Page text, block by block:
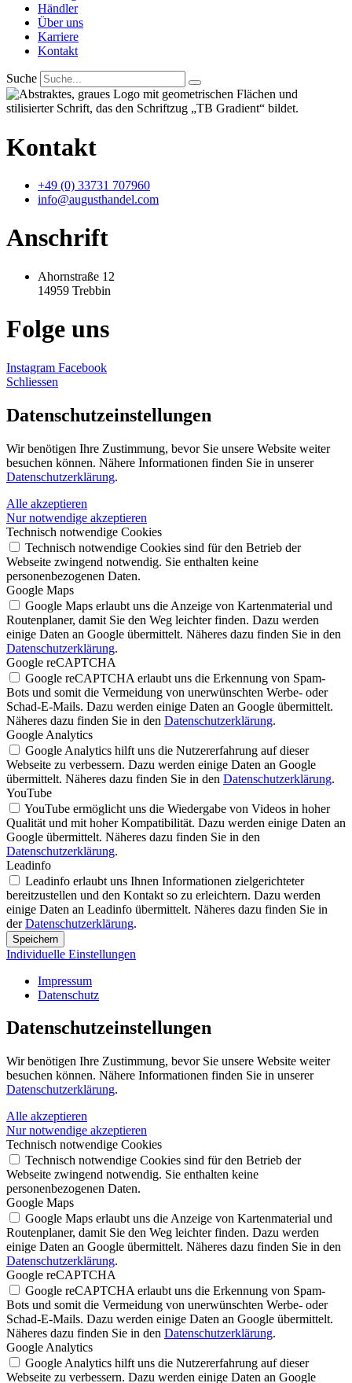
Händler
Über uns
Karriere
Kontakt
Suche
Kontakt
+49 (0) 33731 707960
info@augusthandel.com
Anschrift
Ahornstraße 12
14959 Trebbin
Folge uns
Instagram Facebook
Schliessen
Datenschutz­einstellungen
Wir benötigen Ihre Zustimmung, bevor Sie unsere Website weiter
besuchen können. Nähere Informationen finden Sie in unserer
Datenschutzerklärung.
Alle akzeptieren
Nur notwendige akzeptieren
Technisch notwendige Cookies
Technisch notwendige Cookies sind für den Betrieb der
Webseite zwingend notwendig. Sie enthalten keine
personenbezogenen Daten.
Google Maps
Google Maps erlaubt uns die Anzeige von Kartenmaterial und
Routenplaner, damit Sie den Weg leichter finden. Dazu werden
einige Daten an Google übermittelt. Näheres dazu finden Sie in den
Datenschutzerklärung.
Google reCAPTCHA
Google reCAPTCHA erlaubt uns die Erkennung von Spam-
Bots und somit die Vermeidung von unerwünschten Werbe- oder
Schad-E-Mails. Dazu werden einige Daten an Google übermittelt.
Näheres dazu finden Sie in den Datenschutzerklärung.
Google Analytics
Google Analytics hilft uns die Nutzererfahrung auf dieser
Webseite zu verbessern. Dazu werden einige Daten an Google
übermittelt. Näheres dazu finden Sie in den Datenschutzerklärung.
YouTube
YouTube ermöglicht uns die Wiedergabe von Videos in hoher
Qualität und mit hoher Kompatibilität. Dazu werden einige Daten an
Google übermittelt. Näheres dazu finden Sie in den
Datenschutzerklärung.
Leadinfo
Leadinfo erlaubt uns Ihnen Informationen zielgerichteter
bereitzustellen und den Kontakt so zu erleichtern. Dazu werden
einige Daten an Leadinfo übermittelt. Näheres dazu finden Sie in
derDatenschutzerklärung.
Speichern
Individuelle Einstellungen
Impressum
Datenschutz
Datenschutz­einstellungen
Wir benötigen Ihre Zustimmung, bevor Sie unsere Website weiter
besuchen können. Nähere Informationen finden Sie in unserer
Datenschutzerklärung.
Alle akzeptieren
Nur notwendige akzeptieren
Technisch notwendige Cookies
Technisch notwendige Cookies sind für den Betrieb der
Webseite zwingend notwendig. Sie enthalten keine
personenbezogenen Daten.
Google Maps
Google Maps erlaubt uns die Anzeige von Kartenmaterial und
Routenplaner, damit Sie den Weg leichter finden. Dazu werden
einige Daten an Google übermittelt. Näheres dazu finden Sie in den
Datenschutzerklärung.
Google reCAPTCHA
Google reCAPTCHA erlaubt uns die Erkennung von Spam-
Bots und somit die Vermeidung von unerwünschten Werbe- oder
Schad-E-Mails. Dazu werden einige Daten an Google übermittelt.
Näheres dazu finden Sie in den Datenschutzerklärung.
Google Analytics
Google Analytics hilft uns die Nutzererfahrung auf dieser
Webseite zu verbessern. Dazu werden einige Daten an Google